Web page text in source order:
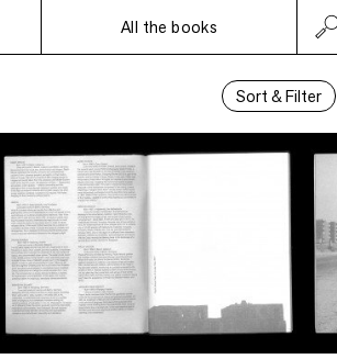
All the books
Sort & Filter